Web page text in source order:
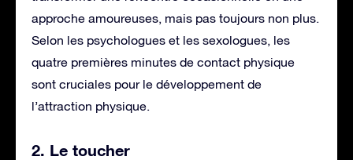
approche amoureuses, mais pas toujours non plus.
Selon les psychologues et les sexologues, les
quatre premières minutes de contact physique
sont cruciales pour le développement de
l’attraction physique.
2. Le toucher